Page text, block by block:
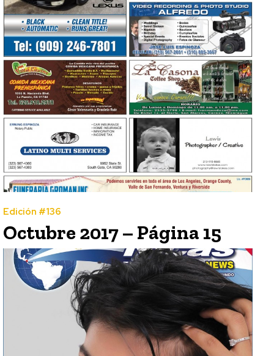
Edición #136
Octubre 2017 – Página 15